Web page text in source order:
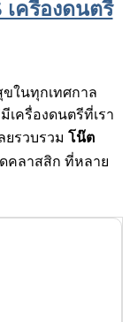
เครื่องดนตรี
ในทุกเทศกาล
ครื่องดนตรีที่เรา
ยรวบรวม โน๊ต
คลาสสิก ที่หลาย